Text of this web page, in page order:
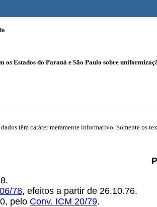
os Estados do Paraná e São Paulo sobre
têm caráter meramente informativo. Somente os
78, efeitos a partir de 26.10.76.
pelo Conv. ICM 20/79.